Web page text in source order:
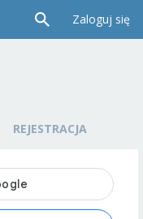
Zaloguj się
REJESTRACJA